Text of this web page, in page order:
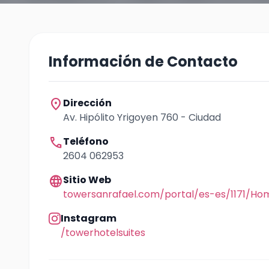
Información de Contacto
location_on Dirección
Av. Hipólito Yrigoyen 760 - Ciudad
callTeléfono
2604 062953
languageSitio Web
towersanrafael.com/portal/es-es/1171/
Instagram
/towerhotelsuites